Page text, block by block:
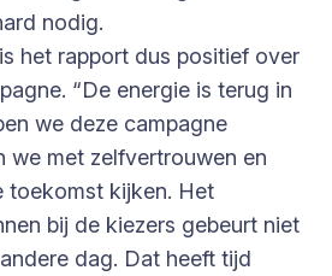
nodig.
het rapport dus positief over
“De energie is terug in
we deze campagne
we met zelfvertrouwen en
toekomst kijken. Het
bij de kiezers gebeurt niet
dag. Dat heeft tijd